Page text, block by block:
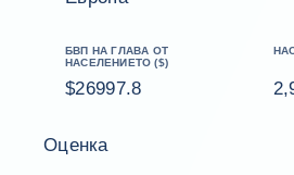
БВП НА ГЛАВА ОТ
НАСЕЛЕНИЕТО ($)
$26997.8
Оценка